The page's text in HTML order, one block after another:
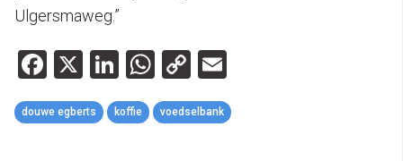
Ulgersmaweg.”
Facebook
X LinkedIn
WhatsApp
Copy
Link
douwe egberts koffie voedselbank